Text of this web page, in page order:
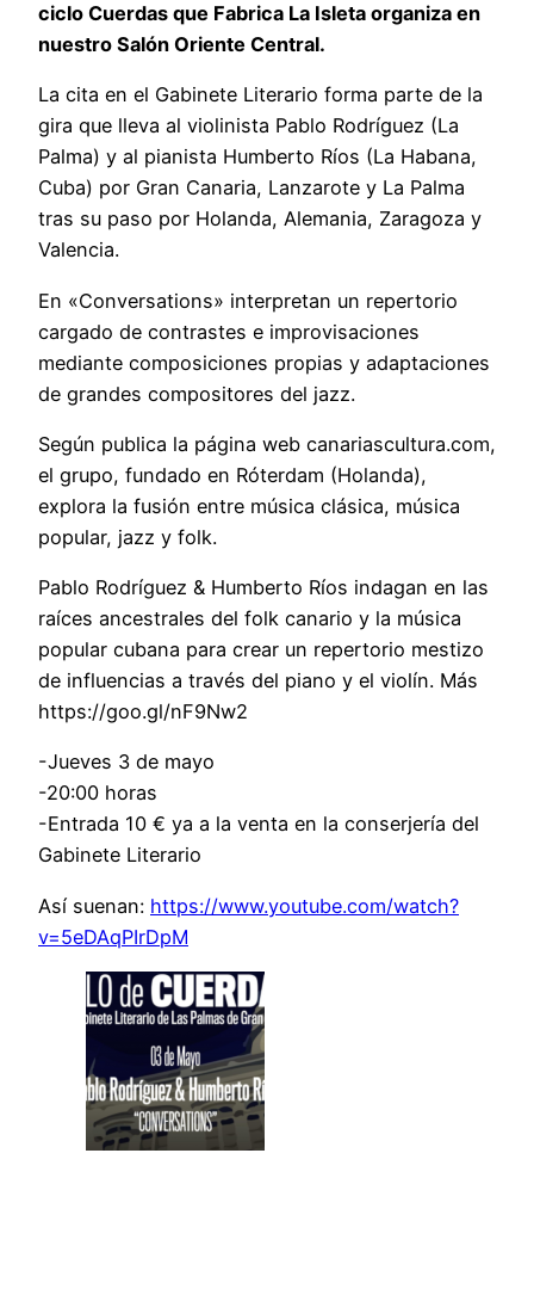
ciclo Cuerdas que Fabrica La Isleta organiza en
nuestro Salón Oriente Central.
La cita en el Gabinete Literario forma parte de la
gira que lleva al violinista Pablo Rodríguez (La
Palma) y al pianista Humberto Ríos (La Habana,
Cuba) por Gran Canaria, Lanzarote y La Palma
tras su paso por Holanda, Alemania, Zaragoza y
Valencia.
En «Conversations» interpretan un repertorio
cargado de contrastes e improvisaciones
mediante composiciones propias y adaptaciones
de grandes compositores del jazz.
Según publica la página web canariascultura.com,
el grupo, fundado en Róterdam (Holanda),
explora la fusión entre música clásica, música
popular, jazz y folk.
Pablo Rodríguez & Humberto Ríos indagan en las
raíces ancestrales del folk canario y la música
popular cubana para crear un repertorio mestizo
de influencias a través del piano y el violín. Más
https://goo.gl/nF9Nw2
-Jueves 3 de mayo
-20:00 horas
-Entrada 10 € ya a la venta en la conserjería del
Gabinete Literario
Así suenan: https://www.youtube.com/watch?
v=5eDAqPIrDpM